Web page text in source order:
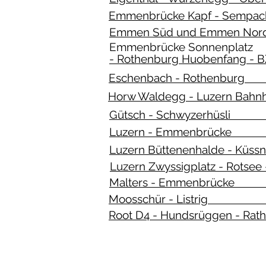
Emmen Süd und
Emmenbrücke Kapf -
Emmenbrücke Sonnenplatz
- Rothenburg
Eschenbach -
Horw Waldegg -
Luzern -
Gütsch -
Luzern
Malters -
Moosschür -
Root D4 -
Luzern Zwyssigplatz -